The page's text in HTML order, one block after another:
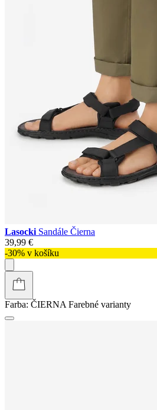
Lasocki Sandále Čierna
39,99 €
-30% v košíku
Farba: ČIERNA Farebné varianty